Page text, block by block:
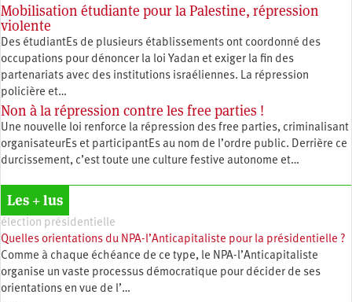
Mobilisation étudiante pour la Palestine, répression
violente
Des étudiantEs de plusieurs établissements ont coordonné des
occupations pour dénoncer la loi Yadan et exiger la fin des
partenariats avec des institutions israéliennes. La répression
policière et…
Non à la répression contre les free parties !
Une nouvelle loi renforce la répression des free parties, criminalisant
organisateurEs et participantEs au nom de l’ordre public. Derrière ce
durcissement, c’est toute une culture festive autonome et…
Les + lus
élection présidentielle
Quelles orientations du NPA-l’Anticapitaliste pour la présidentielle ?
Comme à chaque échéance de ce type, le NPA-l’Anticapitaliste
organise un vaste processus démocratique pour décider de ses
orientations en vue de l’…